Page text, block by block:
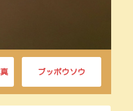
ブッポウソウ